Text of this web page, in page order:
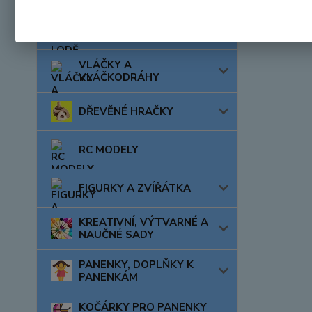
VLÁČKY A
VLÁČKODRÁHY
DŘEVĚNÉ HRAČKY
RC MODELY
FIGURKY A ZVÍŘÁTKA
KREATIVNÍ, VÝTVARNÉ A
NAUČNÉ SADY
PANENKY, DOPLŇKY K
PANENKÁM
KOČÁRKY PRO PANENKY